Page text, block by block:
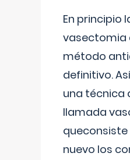
En principio
vasectomia
método
definitivo.
una técnica
llamada
queconsiste
nuevo los